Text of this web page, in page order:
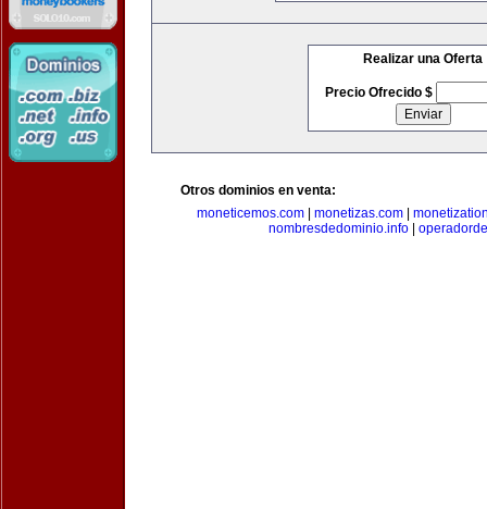
Realizar una Oferta
Precio Ofrecido $
Otros dominios en venta:
moneticemos.com
monetizas.com
nombresdedominio.info